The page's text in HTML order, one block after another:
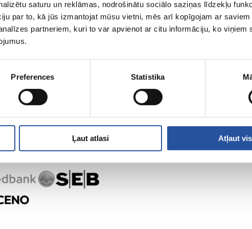
saturu un reklāmas, nodrošinātu sociālo saziņas līdzekļu
par to, kā jūs izmantojat mūsu vietni, mēs arī kopīgojam ar
partneriem, kuri to var apvienot ar citu informāciju, ko viņiem
Preferences Statistika
Ļaut atlasi Atļaut